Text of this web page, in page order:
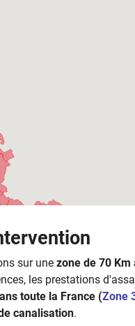
sur une zone de 70 Km
les prestations
toute la France (Zone
canalisation.